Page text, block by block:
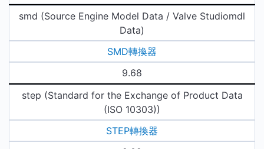
smd (Source Engine Model Data / Valve Studiomdl
Data)
SMD轉換器
9.68
step (Standard for the Exchange of Product Data
(ISO 10303))
STEP轉換器